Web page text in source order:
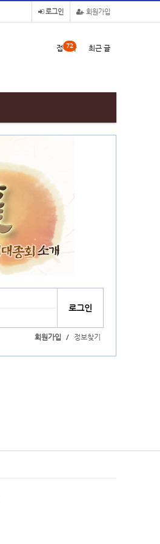
회원가입
로그인
접속자
72 최근 글
회원가입 / 정보찾기